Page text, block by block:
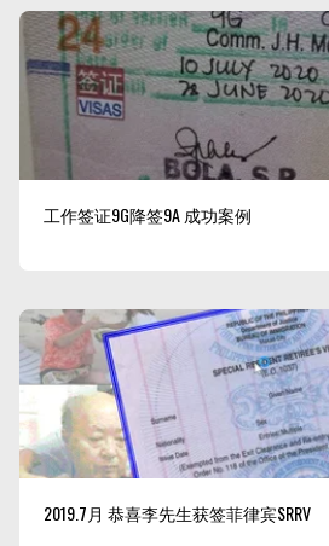
工作签证9G降签9A 成功案例
2019.7月 恭喜李先生获签菲律宾SRRV